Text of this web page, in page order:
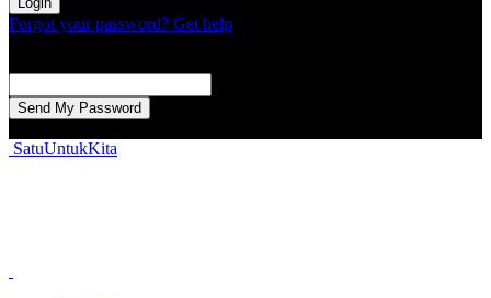
Forgot your password? Get help
SatuUntukKita